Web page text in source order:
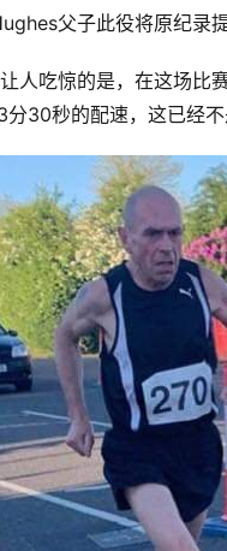
父子此役将原纪录
人吃惊的是，在这场
30秒的配速，这已经不